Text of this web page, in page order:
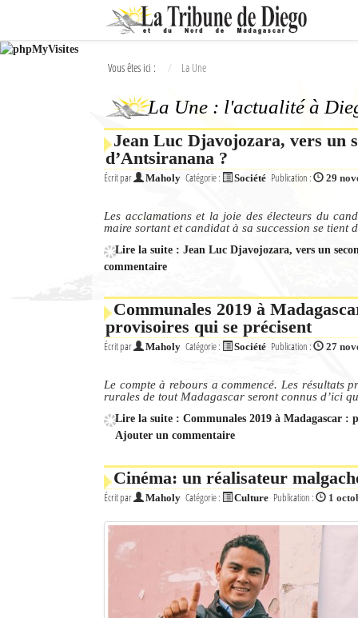
Ok
L'actualité à Diego Suarez
Le Nord de Madagascar
Vous êtes ici : La Une
La Une : l'actualité à
Jean Luc Djavojozara, vers un
d’Antsiranana ?
Écrit par Maholy Catégorie : Société Publication : 29
Les acclamations et la joie des électeurs du
maire sortant et candidat à sa succession se tient
Lire la suite : Jean Luc Djavojozara, vers un
commentaire
Communales 2019 à
provisoires qui se précisent
Écrit par Maholy Catégorie : Société Publication : 27
Le compte à rebours a commencé. Les résultats
rurales de tout Madagascar seront connus d’ici
Lire la suite : Communales 2019 à Madagascar :
Ajouter un commentaire
Cinéma: un réalisateur
Écrit par Maholy Catégorie : Culture Publication : 1